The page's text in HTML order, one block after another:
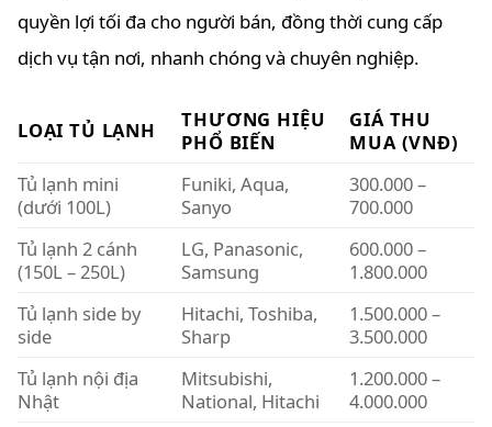
quyền lợi tối đa cho người bán, đồng thời cung cấp
dịch vụ tận nơi, nhanh chóng và chuyên nghiệp.
LOẠI TỦ LẠNH
THƯƠNG HIỆU
PHỔ BIẾN
GIÁ THU
MUA (VNĐ)
Tủ lạnh mini
(dưới 100L)
Funiki, Aqua,
Sanyo
300.000 –
700.000
Tủ lạnh 2 cánh
(150L – 250L)
LG, Panasonic,
Samsung
600.000 –
1.800.000
Tủ lạnh side by
side
Hitachi, Toshiba,
Sharp
1.500.000 –
3.500.000
Tủ lạnh nội địa
Nhật
Mitsubishi,
National, Hitachi
1.200.000 –
4.000.000